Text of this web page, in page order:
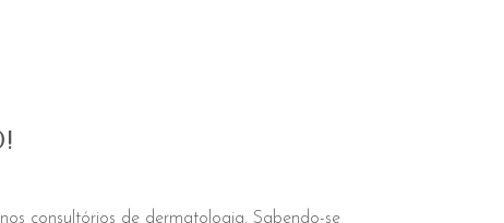
consultórios de dermatologia. Sabendo-se